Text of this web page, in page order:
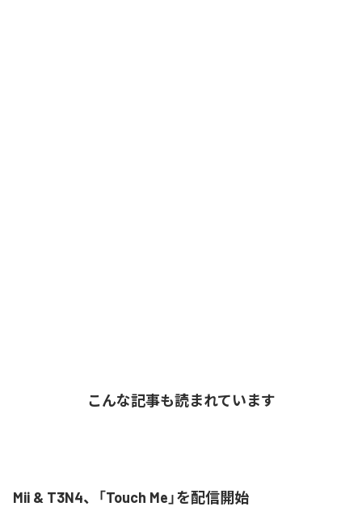
こんな記事も読まれています
Mii & T3N4、「Touch Me」を配信開始